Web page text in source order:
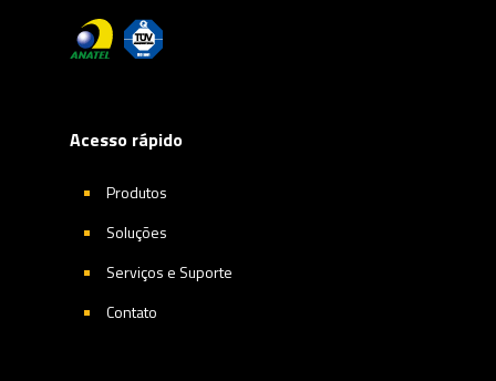
Acesso rápido
Produtos
Soluções
Serviços e Suporte
Contato